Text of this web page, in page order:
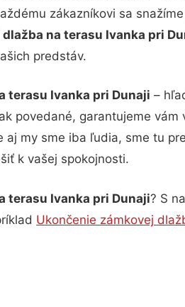
zákazníkovi sa
dlažba na terasu Ivanka pri
predstáv.
terasu Ivanka pri Dunaji –
povedané, garantujeme
aj my sme iba ľudia, sme tu
k vašej spokojnosti.
terasu Ivanka pri Dunaji? S
Ukončenie zámkovej